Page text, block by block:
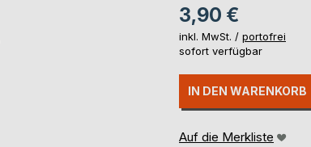
3,90 €
inkl. MwSt. / portofrei
sofort verfügbar
IN DEN WARENKORB
Auf die Merkliste